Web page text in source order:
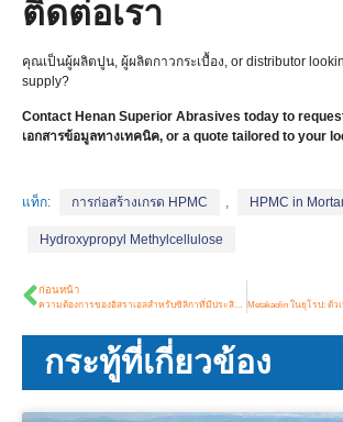
ติดต่อเรา
คุณเป็นผู้ผลิตปูน, ผู้ผลิตกาวกระเบื้อง, or distributor
supply?
Contact Henan Superior Abrasives today to
เอกสารข้อมูลทางเทคนิค, or a quote tailored to your
แท็ก: การก่อสร้างเกรด HPMC , HPMC in
Hydroxypropyl Methylcellulose
ก่อนหน้า
ความต้องการของอิสราเอลสำหรับซิลิกาที่มีประสิทธิภาพสูงยังคงเติบโตอย่างต่อเนื่อง
กระทู้ที่เกี่ยวข้อง